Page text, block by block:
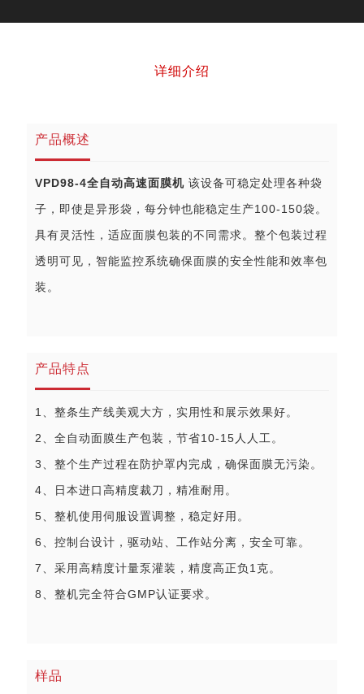
详细介绍
产品概述
VPD98-4全自动高速面膜机 该设备可稳定处理各种袋
子，即使是异形袋，每分钟也能稳定生产100-150袋。
具有灵活性，适应面膜包装的不同需求。整个包装过程
透明可见，智能监控系统确保面膜的安全性能和效率包
装。
产品特点
1、整条生产线美观大方，实用性和展示效果好。
2、全自动面膜生产包装，节省10-15人人工。
3、整个生产过程在防护罩内完成，确保面膜无污染。
4、日本进口高精度裁刀，精准耐用。
5、整机使用伺服设置调整，稳定好用。
6、控制台设计，驱动站、工作站分离，安全可靠。
7、采用高精度计量泵灌装，精度高正负1克。
8、整机完全符合GMP认证要求。
样品